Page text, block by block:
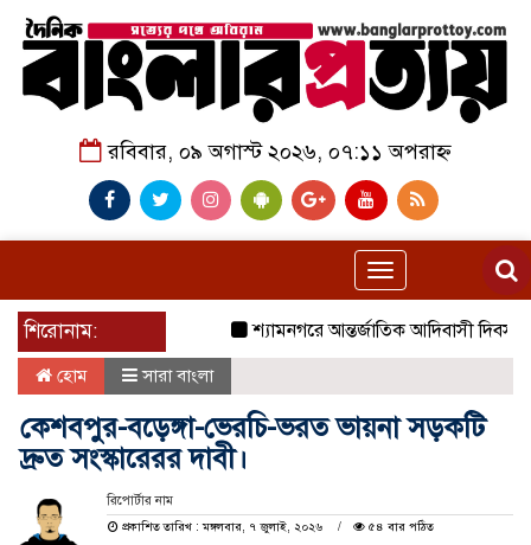
রবিবার, ০৯ অগাস্ট ২০২৬, ০৭:১১ অপরাহ্ন
Toggle
navigation
শিরোনাম:
শ্যামনগরে আন্তর্জাতিক আদিবাসী দিবস
হোম সারা বাংলা
কেশবপুর-বড়েঙ্গা-ভেরচি-ভরত ভায়না সড়কটি
দ্রুত সংস্কারেরর দাবী।
রিপোর্টার নাম
প্রকাশিত তারিখ : মঙ্গলবার, ৭ জুলাই, ২০২৬
৫৪ বার পঠিত